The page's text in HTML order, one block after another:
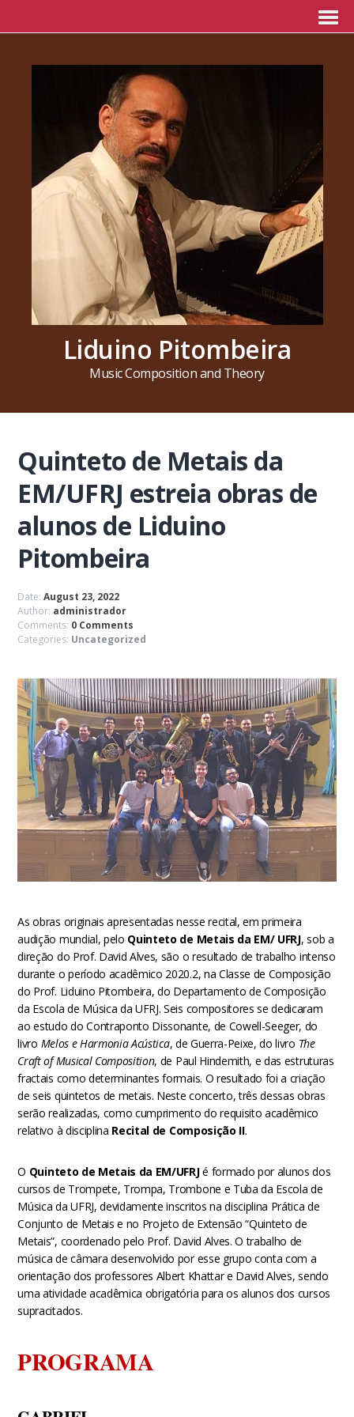
Liduino Pitombeira
Music Composition and Theory
Quinteto de Metais da
EM/UFRJ estreia obras de
alunos de Liduino
Pitombeira
Date:August 23, 2022
Author: administrador
Comments: 0 Comments
Categories: Uncategorized
As obras originais apresentadas nesse recital, em primeira
audição mundial, pelo Quinteto de Metais da EM/ UFRJ, sob a
direção do Prof. David Alves, são o resultado de trabalho intenso
durante o período acadêmico 2020.2, na Classe de Composição
do Prof. Liduino Pitombeira, do Departamento de Composição
da Escola de Música da UFRJ. Seis compositores se dedicaram
ao estudo do Contraponto Dissonante, de Cowell-Seeger, do
livro Melos e Harmonia Acústica, de Guerra-Peixe, do livro The
Craft of Musical Composition, de Paul Hindemith, e das estruturas
fractais como determinantes formais. O resultado foi a criação
de seis quintetos de metais. Neste concerto, três dessas obras
serão realizadas, como cumprimento do requisito acadêmico
relativo à disciplina Recital de Composição II.
O Quinteto de Metais da EM/UFRJé formado por alunos dos
cursos de Trompete, Trompa, Trombone e Tuba da Escola de
Música da UFRJ, devidamente inscritos na disciplina Prática de
Conjunto de Metais e no Projeto de Extensão “Quinteto de
Metais”, coordenado pelo Prof. David Alves. O trabalho de
música de câmara desenvolvido por esse grupo conta com a
orientação dos professores Albert Khattar e David Alves, sendo
uma atividade acadêmica obrigatória para os alunos dos cursos
supracitados.
PROGRAMA